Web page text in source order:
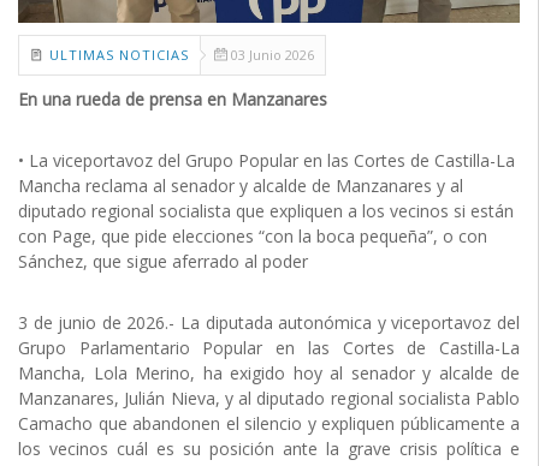
ULTIMAS NOTICIAS 03 Junio 2026
En una rueda de prensa en Manzanares
• La viceportavoz del Grupo Popular en las Cortes de Castilla-La
Mancha reclama al senador y alcalde de Manzanares y al
diputado regional socialista que expliquen a los vecinos si están
con Page, que pide elecciones “con la boca pequeña”, o con
Sánchez, que sigue aferrado al poder
3 de junio de 2026.- La diputada autonómica y viceportavoz del
Grupo Parlamentario Popular en las Cortes de Castilla-La
Mancha, Lola Merino, ha exigido hoy al senador y alcalde de
Manzanares, Julián Nieva, y al diputado regional socialista Pablo
Camacho que abandonen el silencio y expliquen públicamente a
los vecinos cuál es su posición ante la grave crisis política e